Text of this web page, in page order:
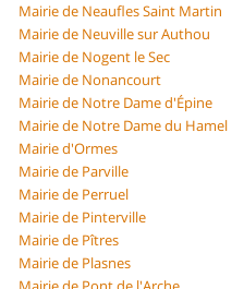
Mairie de Neaufles Saint Martin
Mairie de Neuville sur Authou
Mairie de Nogent le Sec
Mairie de Nonancourt
Mairie de Notre Dame d'Épine
Mairie de Notre Dame du Hamel
Mairie d'Ormes
Mairie de Parville
Mairie de Perruel
Mairie de Pinterville
Mairie de Pîtres
Mairie de Plasnes